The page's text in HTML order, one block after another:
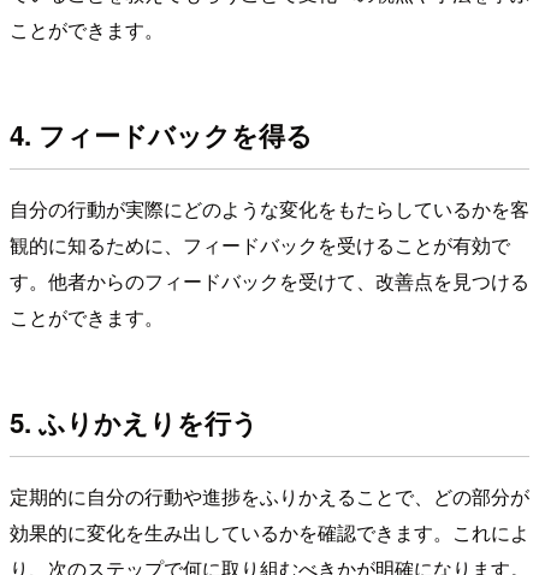
ことができます。
4. フィードバックを得る
自分の行動が実際にどのような変化をもたらしているかを客
観的に知るために、フィードバックを受けることが有効で
す。他者からのフィードバックを受けて、改善点を見つける
ことができます。
5. ふりかえりを行う
定期的に自分の行動や進捗をふりかえることで、どの部分が
効果的に変化を生み出しているかを確認できます。これによ
り、次のステップで何に取り組むべきかが明確になります。